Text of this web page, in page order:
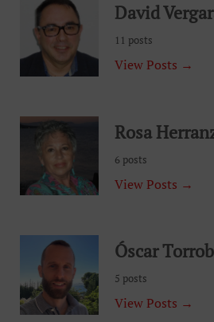
David
11 posts
View Posts →
Rosa
6 posts
View Posts →
Óscar
5 posts
View Posts →